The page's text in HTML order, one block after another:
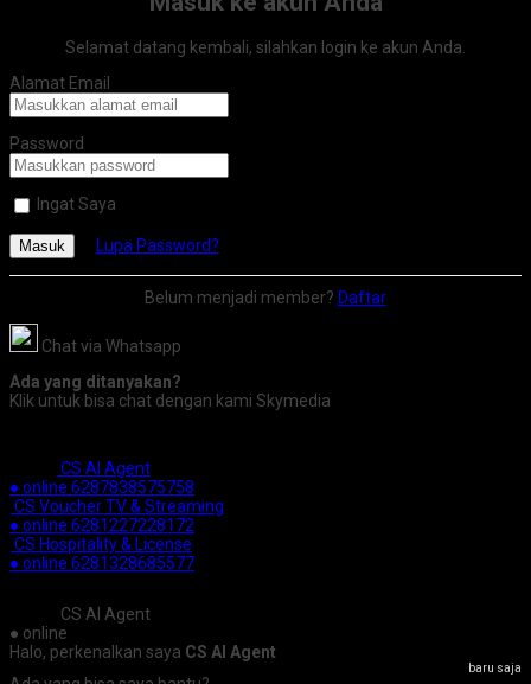
Selamat datang kembali, silahkan login ke akun Anda.
Alamat Email
Password
Ingat Saya
Masuk Lupa Password?
Belum menjadi member? Daftar
Chat via Whatsapp
Ada yang ditanyakan?
Klik untuk bisa chat dengan kami Skymedia
CS AI Agent
● online 6287838575758
CS Voucher TV & Streaming
● online 6281227228172
CS Hospitality & License
● online 6281328685577
CS AI Agent
● online
Halo, perkenalkan saya CS AI Agent
baru saja